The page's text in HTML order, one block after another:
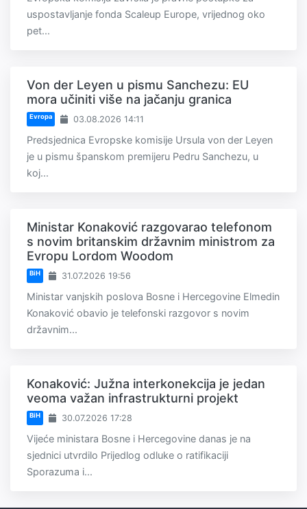
uspostavljanje fonda Scaleup Europe, vrijednog oko
pet...
Von der Leyen u pismu Sanchezu: EU
mora učiniti više na jačanju granica
Evropa 03.08.2026 14:11
Predsjednica Evropske komisije Ursula von der Leyen
je u pismu španskom premijeru Pedru Sanchezu, u
koj...
Ministar Konaković razgovarao telefonom
s novim britanskim državnim ministrom za
Evropu Lordom Woodom
BiH 31.07.2026 19:56
Ministar vanjskih poslova Bosne i Hercegovine Elmedin
Konaković obavio je telefonski razgovor s novim
državnim...
Konaković: Južna interkonekcija je jedan
veoma važan infrastrukturni projekt
BiH 30.07.2026 17:28
Vijeće ministara Bosne i Hercegovine danas je na
sjednici utvrdilo Prijedlog odluke o ratifikaciji
Sporazuma i...